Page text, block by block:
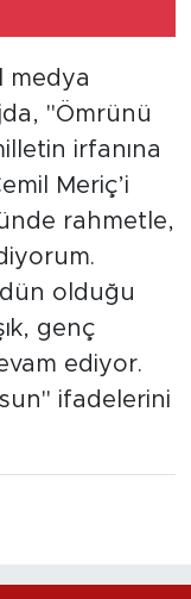
medya
"Ömrünü
irfanına
Meriç’i
rahmetle,
dün olduğu
genç
ediyor.
ifadelerini